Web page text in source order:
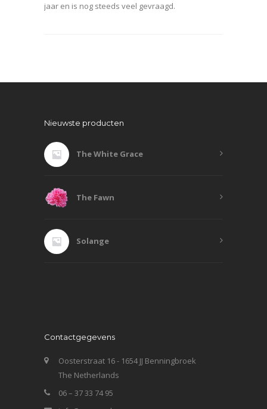
jaar en is nog steeds veel gevraagd.
Nieuwste producten
The White Grace
The Fawn
Solange
Contactgegevens
Oosterstraat 16 - 1654 JJ Benningbroek
The Netherlands
06 – 37 33 74 95